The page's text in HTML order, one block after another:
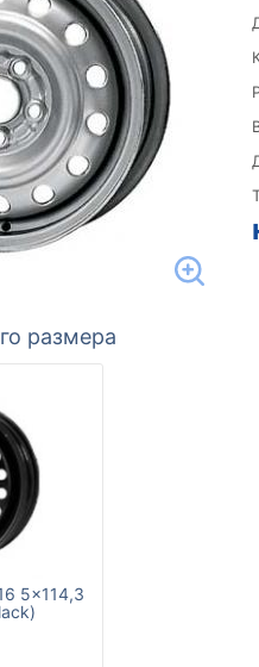
размера
5x114,3